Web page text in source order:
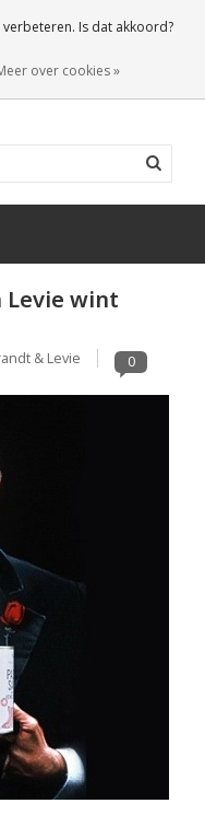
0 Artikelen
Levie wint
& Levie 0
Is dat akkoord?
over cookies »